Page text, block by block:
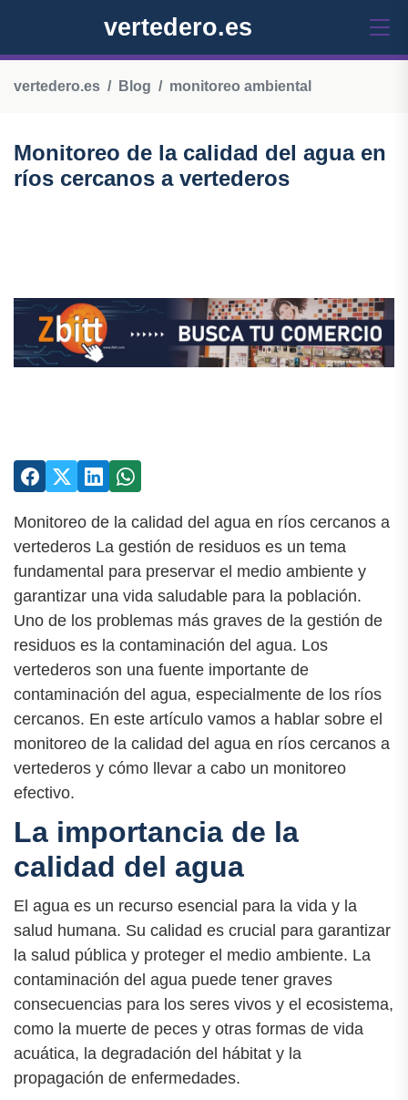
vertedero.es
vertedero.es Blog monitoreo ambiental
Monitoreo de la calidad del agua en
ríos cercanos a vertederos
Monitoreo de la calidad del agua en ríos cercanos a
vertederos La gestión de residuos es un tema
fundamental para preservar el medio ambiente y
garantizar una vida saludable para la población.
Uno de los problemas más graves de la gestión de
residuos es la contaminación del agua. Los
vertederos son una fuente importante de
contaminación del agua, especialmente de los ríos
cercanos. En este artículo vamos a hablar sobre el
monitoreo de la calidad del agua en ríos cercanos a
vertederos y cómo llevar a cabo un monitoreo
efectivo.
La importancia de la
calidad del agua
El agua es un recurso esencial para la vida y la
salud humana. Su calidad es crucial para garantizar
la salud pública y proteger el medio ambiente. La
contaminación del agua puede tener graves
consecuencias para los seres vivos y el ecosistema,
como la muerte de peces y otras formas de vida
acuática, la degradación del hábitat y la
propagación de enfermedades.